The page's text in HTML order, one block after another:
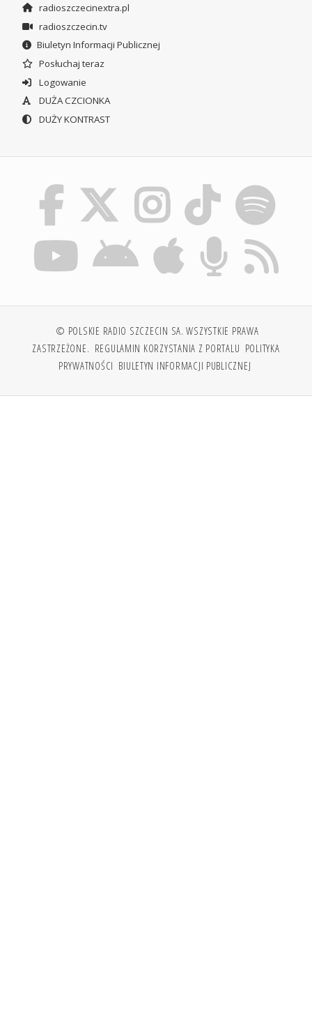
radioszczecinextra.pl
radioszczecin.tv
Biuletyn Informacji Publicznej
Posłuchaj teraz
Logowanie
DUŻA CZCIONKA
DUŻY KONTRAST
© POLSKIE RADIO SZCZECIN SA. WSZYSTKIE PRAWA
ZASTRZEŻONE. REGULAMIN KORZYSTANIA Z PORTALU POLITYKA
PRYWATNOŚCI BIULETYN INFORMACJI PUBLICZNEJ